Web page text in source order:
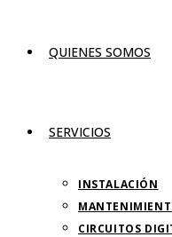
QUIENES SOMOS
SERVICIOS
INSTALACIÓN
CIRCUITOS